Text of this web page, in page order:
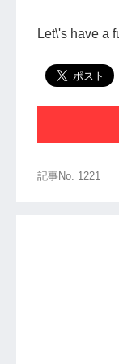
Let\'s have a
記事No. 1221